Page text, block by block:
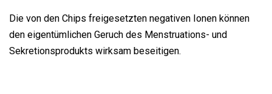
Die von den Chips freigesetzten negativen Ionen können
den eigentümlichen Geruch des Menstruations- und
Sekretionsprodukts wirksam beseitigen.